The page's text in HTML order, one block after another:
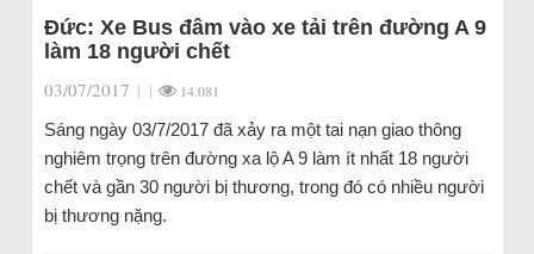
Đức: Xe Bus đâm vào xe tải trên đường A 9
làm 18 người chết
03/07/2017 | | 14.081
Sáng ngày 03/7/2017 đã xảy ra một tai nạn giao thông
nghiêm trọng trên đường xa lộ A 9 làm ít nhất 18 người
chết và gần 30 người bị thương, trong đó có nhiều người
bị thương nặng.